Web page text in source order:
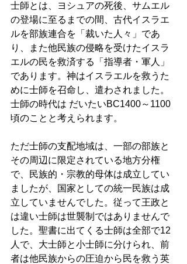
士師とは、ヨシュアの死後、サムエル
の登場に至るまでの間、古代イスラエ
ルを部族連合を「裁いた人々」であ
り、また他民族の侵略を受けたイスラ
エルの民を救済する「指導者・軍人」
であります。神はイスラエルを救うた
めに士師を召命し、遣わされました。
士師の時代は だいたいBC1400～1100
頃のことと考えられます。
ただ士師の支配地域は、一部の部族と
その周辺に限定されている地方分権
で、民族的・宗教的母体は成立してい
ましたが、国家としての統一民族は成
立していませんでした。従って王政と
は違い士師は世襲制ではありませんで
した。聖書に出てくる士師は全部で12
人で、大士師と小士師に分けられ、前
者は他民族からの圧迫から民を救う英